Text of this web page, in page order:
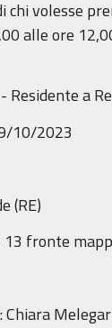
chi volesse
alle ore
Residente a
10/2023
(RE)
13 fronte
Chiara